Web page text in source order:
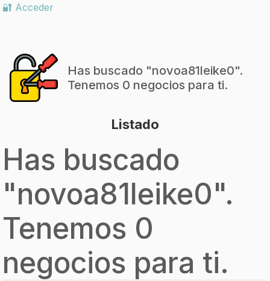
🔐 Acceder
Has buscado "novoa81leike0".
Tenemos 0 negocios para ti.
Listado
Has buscado
"novoa81leike0".
Tenemos 0
negocios para ti.